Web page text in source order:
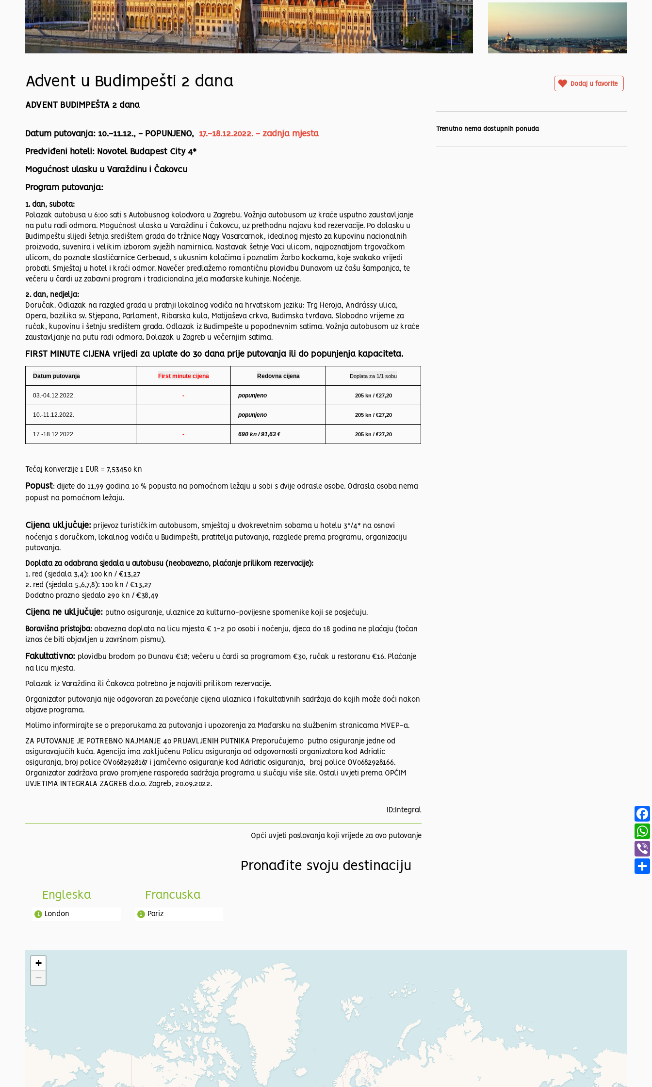
Advent u Budimpešti 2 dana Dodaj u favorite
ADVENT BUDIMPEŠTA 2 dana
Datum putovanja: 10.-11.12., - POPUNJENO, 17.-18.12.2022. - zadnja mjesta
Predviđeni hoteli: Novotel Budapest City 4*
Mogućnost ulasku u Varaždinu i Čakovcu
Program putovanja:
1. dan, subota:
Polazak autobusa u 6:00 sati s Autobusnog kolodvora u Zagrebu. Vožnja autobusom uz kraće usputno zaustavljanje
na putu radi odmora. Mogućnost ulaska u Varaždinu i Čakovcu, uz prethodnu najavu kod rezervacije. Po dolasku u
Budimpeštu slijedi šetnja središtem grada do tržnice Nagy Vasarcarnok, idealnog mjesto za kupovinu nacionalnih
proizvoda, suvenira i velikim izborom svježih namirnica. Nastavak šetnje Vaci ulicom, najpoznatijom trgovačkom
ulicom, do poznate slastičarnice Gerbeaud, s ukusnim kolačima i poznatim Žarbo kockama, koje svakako vrijedi
probati. Smještaj u hotel i kraći odmor. Navečer predlažemo romantičnu plovidbu Dunavom uz čašu šampanjca, te
večeru u čardi uz zabavni program i tradicionalna jela mađarske kuhinje. Noćenje.
2. dan, nedjelja:
Doručak. Odlazak na razgled grada u pratnji lokalnog vodiča na hrvatskom jeziku: Trg Heroja, Andrássy ulica,
Opera, bazilika sv. Stjepana, Parlament, Ribarska kula, Matijaševa crkva, Budimska tvrđava. Slobodno vrijeme za
ručak, kupovinu i šetnju središtem grada. Odlazak iz Budimpešte u popodnevnim satima. Vožnja autobusom uz kraće
zaustavljanje na putu radi odmora. Dolazak u Zagreb u večernjim satima.
FIRST MINUTE CIJENA vrijedi za uplate do 30 dana prije putovanja ili do popunjenja kapaciteta.
Datum putovanja First minute cijena Redovna cijena Doplata za 1/1 sobu
03.-04.12.2022. - popunjeno 205 kn / €27,20
10.-11.12.2022. popunjeno 205 kn / €27,20
17.-18.12.2022. - 690 kn / 91,63€ 205 kn / €27,20
Tečaj konverzije 1 EUR = 7,53450 kn
Popust: dijete do 11,99 godina 10 % popusta na pomoćnom ležaju u sobi s dvije odrasle osobe. Odrasla osoba nema
popust na pomoćnom ležaju.
Cijena uključuje: prijevoz turističkim autobusom, smještaj u dvokrevetnim sobama u hotelu 3*/4* na osnovi
noćenja s doručkom, lokalnog vodiča u Budimpešti, pratitelja putovanja, razglede prema programu, organizaciju
putovanja.
Doplata za odabrana sjedala u autobusu (neobavezno, plaćanje prilikom rezervacije):
1. red (sjedala 3,4): 100 kn / €13,27
2. red (sjedala 5,6,7,8): 100 kn / €13,27
Dodatno prazno sjedalo 290 kn / €38,49
Cijena ne uključuje: putno osiguranje, ulaznice za kulturno-povijesne spomenike koji se posjećuju.
Boravišna pristojba: obavezna doplata na licu mjesta € 1-2 po osobi i noćenju, djeca do 18 godina ne plaćaju (točan
iznos će biti objavljen u završnom pismu).
Fakultativno: plovidbu brodom po Dunavu €18; večeru u čardi sa programom €30, ručak u restoranu €16. Plaćanje
na licu mjesta.
Polazak iz Varaždina ili Čakovca potrebno je najaviti prilikom rezervacije.
Organizator putovanja nije odgovoran za povećanje cijena ulaznica i fakultativnih sadržaja do kojih može doći nakon
objave programa.
Molimo informirajte se o preporukama za putovanja i upozorenja za Mađarsku na službenim stranicama MVEP-a.
ZA PUTOVANJE JE POTREBNO NAJMANJE 40 PRIJAVLJENIH PUTNIKA Preporučujemo putno osiguranje jedne od
osiguravajućih kuća. Agencija ima zaključenu Policu osiguranja od odgovornosti organizatora kod Adriatic
osiguranja, broj police OV0682928167 i jamčevno osiguranje kod Adriatic osiguranja, broj police OV0682928166.
Organizator zadržava pravo promjene rasporeda sadržaja programa u slučaju više sile. Ostali uvjeti prema OPĆIM
UVJETIMA INTEGRALA ZAGREB d.o.o. Zagreb, 20.09.2022.
ID:Integral
Opći uvjeti poslovanja koji vrijede za ovo putovanje
Trenutno nema dostupnih ponuda
Pronađite svoju destinaciju
Engleska
London
1
Francuska
Pariz
1
+
−